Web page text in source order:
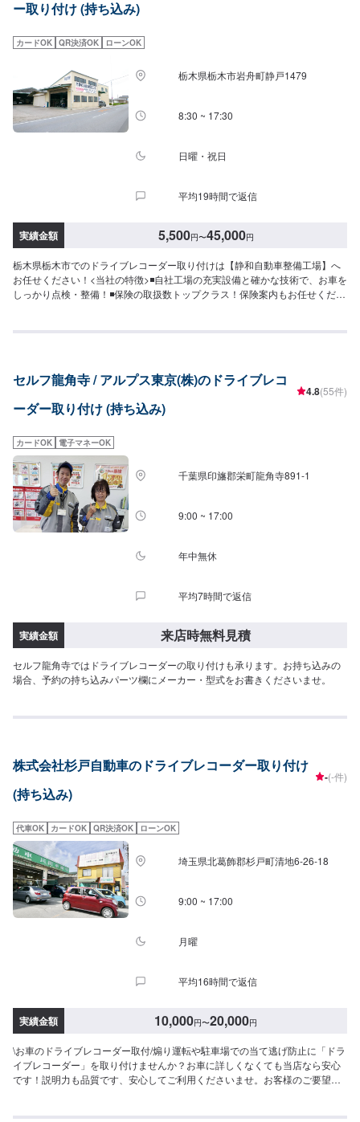
す。予めご了承ください。-----ご来店時の注意、受付方法-----入庫の際はお気
駐車してください。受付はスタッフへ「メンテモで予約しました」とお伝え
ください。ご案内いたします。【定休日・営業時間】定休日：日曜日、祝
日、第二土曜日営業時間：8:30~17:30
ー取り付け (持ち込み)
カードOK QR決済OK ローンOK
栃木県栃木市岩舟町静戸1479
8:30 ~ 17:30
日曜・祝日
平均19時間で返信
実績金額 5,500円〜45,000円
栃木県栃木市でのドライブレコーダー取り付けは【静和自動車整備工場】へ
お任せください！<当社の特徴>◾自社工場の充実設備と確かな技術で、お車を
しっかり点検・整備！◾保険の取扱数トップクラス！保険案内もお任せくださ
たい…★お時間があまり取れない…などのご相談もお気軽にどうぞ！【1】オ
納車となります。納期は前後する場合がございます。予めご了承ください。--
---代車について-----代車をご用意しています。お車の作業中は代車をご利用く
ださい。※代車の燃料代はお客様にご負担いただいております。-----ご来店時
は事務所前の空いているスペースに駐車してください。受付はスタッフへ
「メンテモで予約しました」とお伝えください。ご案内いたします。【定休
日・営業時間】定休日：日曜日、祝日営業時間：8:30~17:30
セルフ龍角寺 / アルプス東京(株)のドライブレコ
ーダー取り付け (持ち込み)
4.8(55件)
カードOK 電子マネーOK
千葉県印旛郡栄町龍角寺891-1
9:00 ~ 17:00
年中無休
平均7時間で返信
実績金額 来店時無料見積
セルフ龍角寺ではドライブレコーダーの取り付けも承ります。お持ち込みの
場合、予約の持ち込みパーツ欄にメーカー・型式をお書きくださいませ。
株式会社杉戸自動車のドライブレコーダー取り付け
(持ち込み)
-(-件)
代車OK カードOK QR決済OK ローンOK
埼玉県北葛飾郡杉戸町清地6-26-18
9:00 ~ 17:00
月曜
平均16時間で返信
実績金額 10,000円〜20,000円
\お車のドライブレコーダー取付/煽り運転や駐車場での当て逃げ防止に「ドラ
イブレコーダー」を取り付けませんか？お車に詳しくなくても当店なら安心
です！説明力も品質です、安心してご利用くださいませ。お客様のご要望に